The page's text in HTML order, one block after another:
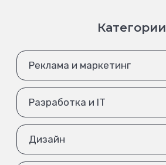
Категории
Реклама и маркетинг
Разработка и IT
Дизайн